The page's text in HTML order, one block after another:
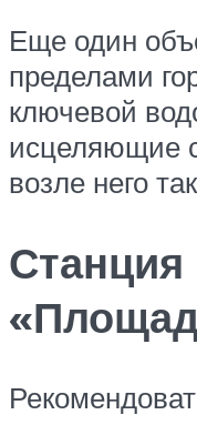
Еще один
пределами
ключевой
исцеляющие
возле него
Станция